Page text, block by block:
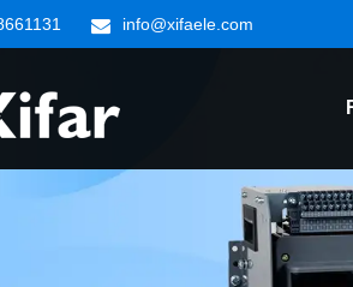
info@xifaele.com